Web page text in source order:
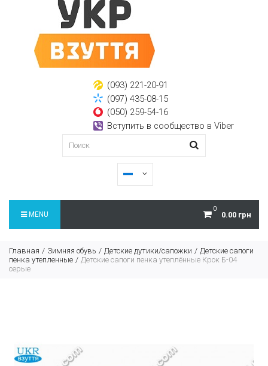
(093) 221-20-91
(097) 435-08-15
(050) 259-54-16
Вступить в сообщество в Viber
0
0.00 грн
MENU
Главная Зимняя обувь Детские дутики/сапожки
Детские сапоги
пенка утепленные
Детские сапоги пенка утеплённые Крок Б-04
серые